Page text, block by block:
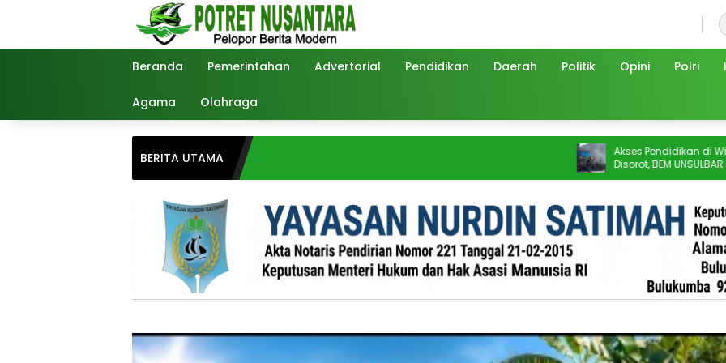
Beranda Pemerintahan Advertorial Pendidikan Daerah Politik Opini Polri
Agama Olahraga
BERITA UTAMA
Akses Pendidikan di Wilayah 3T
Disorot, BEM UNSULBAR Dorong RUU
Sisdiknas